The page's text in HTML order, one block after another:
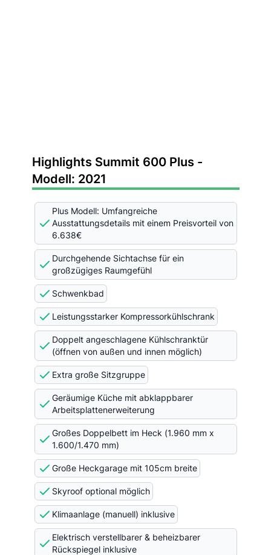
Highlights Summit 600 Plus -
Modell: 2021
Plus Modell: Umfangreiche
Ausstattungsdetails mit einem Preisvorteil von
6.638€
Durchgehende Sichtachse für ein
großzügiges Raumgefühl
Schwenkbad
Leistungsstarker Kompressorkühlschrank
Doppelt angeschlagene Kühlschranktür
(öffnen von außen und innen möglich)
Extra große Sitzgruppe
Geräumige Küche mit abklappbarer
Arbeitsplattenerweiterung
Großes Doppelbett im Heck (1.960 mm x
1.600/1.470 mm)
Große Heckgarage mit 105cm breite
Skyroof optional möglich
Klimaanlage (manuell) inklusive
Elektrisch verstellbarer & beheizbarer
Rückspiegel inklusive